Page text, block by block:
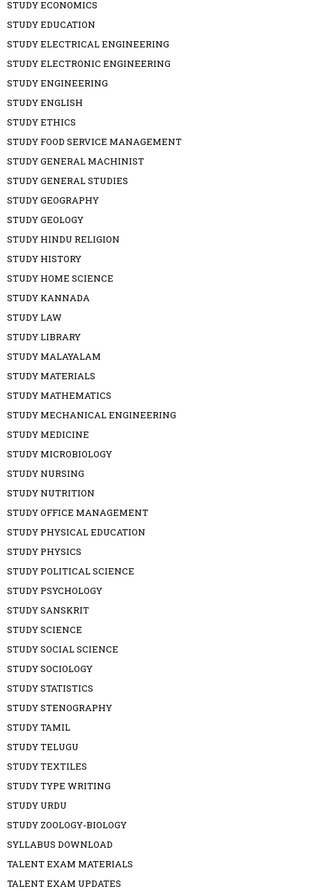
STUDY ECONOMICS
STUDY EDUCATION
STUDY ELECTRICAL ENGINEERING
STUDY ELECTRONIC ENGINEERING
STUDY ENGINEERING
STUDY ENGLISH
STUDY ETHICS
STUDY FOOD SERVICE MANAGEMENT
STUDY GENERAL MACHINIST
STUDY GENERAL STUDIES
STUDY GEOGRAPHY
STUDY GEOLOGY
STUDY HINDU RELIGION
STUDY HISTORY
STUDY HOME SCIENCE
STUDY KANNADA
STUDY LAW
STUDY LIBRARY
STUDY MALAYALAM
STUDY MATERIALS
STUDY MATHEMATICS
STUDY MECHANICAL ENGINEERING
STUDY MEDICINE
STUDY MICROBIOLOGY
STUDY NURSING
STUDY NUTRITION
STUDY OFFICE MANAGEMENT
STUDY PHYSICAL EDUCATION
STUDY PHYSICS
STUDY POLITICAL SCIENCE
STUDY PSYCHOLOGY
STUDY SANSKRIT
STUDY SCIENCE
STUDY SOCIAL SCIENCE
STUDY SOCIOLOGY
STUDY STATISTICS
STUDY STENOGRAPHY
STUDY TAMIL
STUDY TELUGU
STUDY TEXTILES
STUDY TYPE WRITING
STUDY URDU
STUDY ZOOLOGY-BIOLOGY
SYLLABUS DOWNLOAD
TALENT EXAM MATERIALS
TALENT EXAM UPDATES